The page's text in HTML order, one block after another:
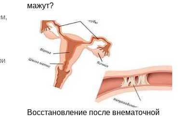
мажут?
Восстановление после внематочной